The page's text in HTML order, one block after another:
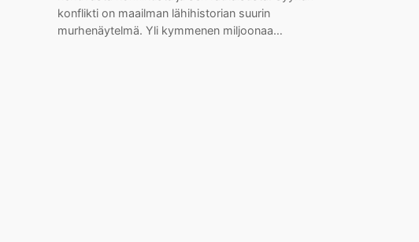
konflikti on maailman lähihistorian suurin
murhenäytelmä. Yli kymmenen miljoonaa…